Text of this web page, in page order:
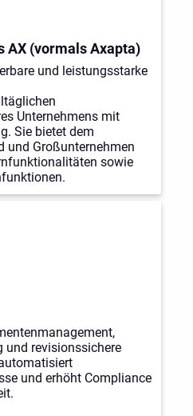
AX (vormals Axapta)
und leistungsstarke
Unternehmens mit
Sie bietet dem
und Großunternehmen
sowie
und revisionssichere
und erhöht Compliance